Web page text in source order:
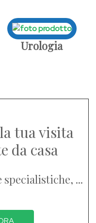
Urologia
tua visita
da casa
...